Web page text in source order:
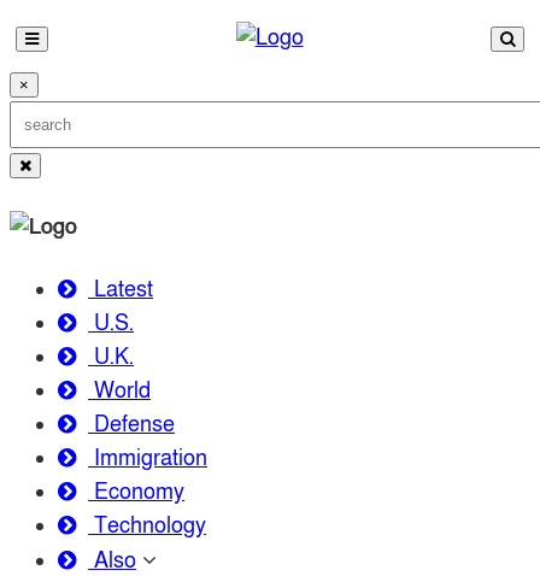
×
Latest
U.S.
U.K.
World
Defense
Immigration
Economy
Technology
Also